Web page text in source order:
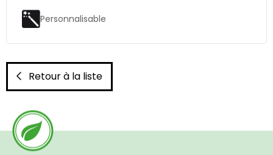
Personnalisable
Retour à la liste